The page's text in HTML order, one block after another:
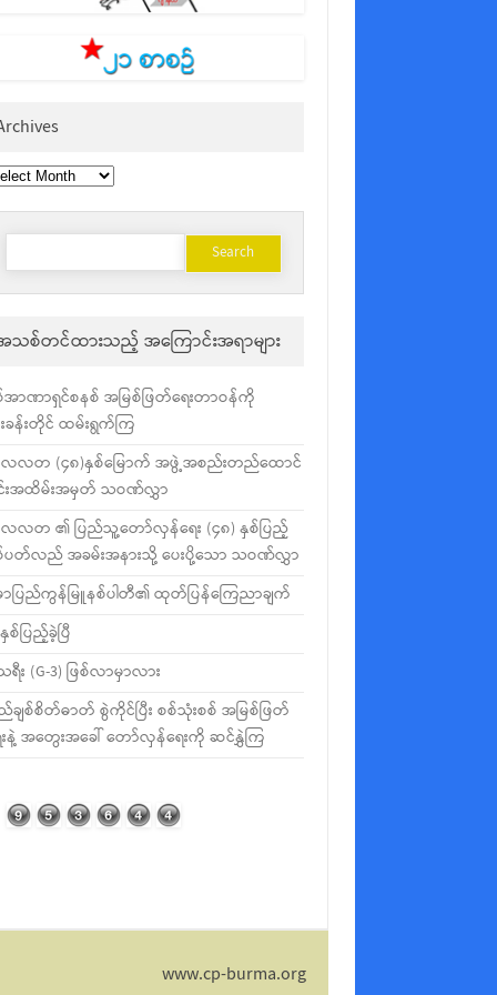
Search
သစ်တင်ထားသည့် အကြောင်းအရာများ
အာဏာရှင်စနစ် အမြစ်ဖြတ်ရေးတာဝန်ကို
ခန်းတိုင် ထမ်းရွက်ကြ
လတ (၄၈)နှစ်မြောက် အဖွဲ့အစည်းတည်ထောင်
င်းအထိမ်းအမှတ် သဝဏ်လွှာ
လတ ၏ ပြည်သူ့တော်လှန်ရေး (၄၈) နှစ်ပြည့်
ပတ်လည် အခမ်းအနားသို့ ပေးပို့သော သဝဏ်လွှာ
ာပြည်ကွန်မြူနစ်ပါတီ၏ ထုတ်ပြန်ကြေညာချက်
နှစ်ပြည့်ခဲ့ပြီ
ရီး (G-3) ဖြစ်လာမှာလား
ချစ်စိတ်ဓာတ် စွဲကိုင်ပြီး စစ်သုံးစစ် အမြစ်ဖြတ်
းနဲ့ အတွေးအခေါ် တော်လှန်ရေးကို ဆင်နွှဲကြ
www.cp-burma.org